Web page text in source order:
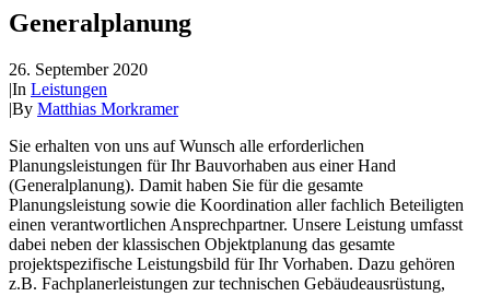
Generalplanung
26. September 2020
|In Leistungen
|By Matthias Morkramer
Sie erhalten von uns auf Wunsch alle erforderlichen
Planungsleistungen für Ihr Bauvorhaben aus einer Hand
(Generalplanung). Damit haben Sie für die gesamte
Planungsleistung sowie die Koordination aller fachlich Beteiligten
einen verantwortlichen Ansprechpartner. Unsere Leistung umfasst
dabei neben der klassischen Objektplanung das gesamte
projektspezifische Leistungsbild für Ihr Vorhaben. Dazu gehören
z.B. Fachplanerleistungen zur technischen Gebäudeausrüstung,